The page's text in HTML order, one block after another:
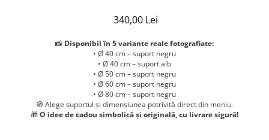
340,00 Lei
📸 Disponibil în 5 variante reale fotografiate:
• Ø 40 cm – suport negru
• Ø 40 cm – suport alb
• Ø 50 cm – suport negru
• Ø 60 cm – suport negru
• Ø 80 cm – suport negru
🧭 Alege suportul și dimensiunea potrivită direct din meniu.
🎁O idee de cadou simbolică și originală, cu livrare sigură!